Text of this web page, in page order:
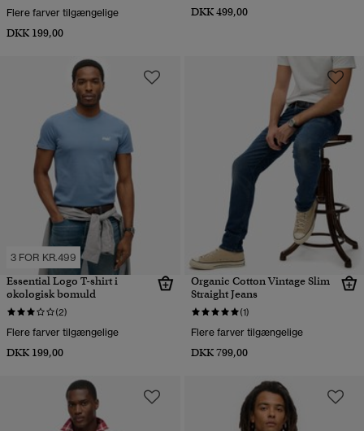
Flere farver tilgængelige
DKK 199,00
DKK 499,00
3 FOR KR.499
Essential Logo T-shirt i
økologisk bomuld
(2)
Flere farver tilgængelige
DKK 199,00
Organic Cotton Vintage Slim
Straight Jeans
(1)
Flere farver tilgængelige
DKK 799,00